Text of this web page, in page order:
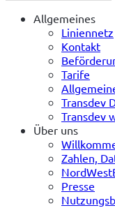
Allgemeines
Liniennetz
Kontakt
Tarife
Transdev
Transdev
Über uns
Zahlen,
Presse